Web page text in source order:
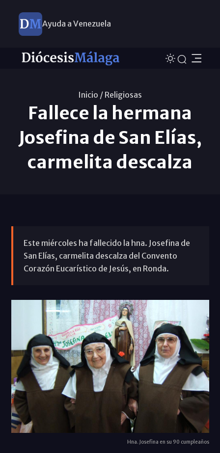
Ayuda a Venezuela
Inicio / Religiosas
Fallece la hermana
Josefina de San Elías,
carmelita descalza
Este miércoles ha fallecido la hna. Josefina de
San Elías, carmelita descalza del Convento
Corazón Eucarístico de Jesús, en Ronda.
Hna. Josefina en su 90 cumpleaños